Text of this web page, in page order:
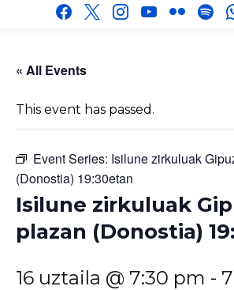
facebook
x instagram
youtube
flickr
« All Events
This event has passed.
Event Series: Isilune zirkuluak
(Donostia) 19:30etan
Isilune zirkuluak
plazan (Donostia)
16 uztaila @ 7:30 pm -